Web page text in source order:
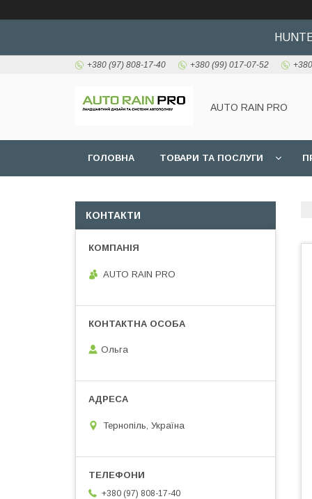
+380 (97) 808-17-40 +380 (99) 017-07-52
AUTO RAIN PRO
ГОЛОВНА ТОВАРИ ТА ПОСЛУГИ
КОНТАКТИ
AUTO RAIN PRO
Ольга
Тернопіль, Україна
+380 (97) 808-17-40